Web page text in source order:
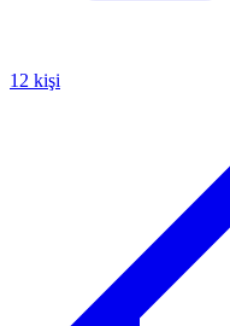
12 kişi